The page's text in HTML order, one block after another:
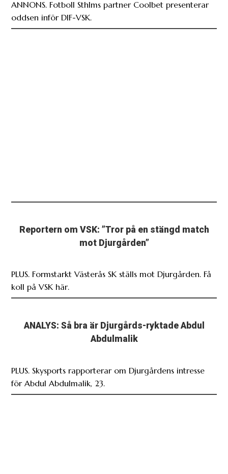
ANNONS. Fotboll Sthlms partner Coolbet presenterar
oddsen inför DIF-VSK.
Reportern om VSK: ”Tror på en stängd match
mot Djurgården”
PLUS. Formstarkt Västerås SK ställs mot Djurgården. Få
koll på VSK här.
ANALYS: Så bra är Djurgårds-ryktade Abdul
Abdulmalik
PLUS. Skysports rapporterar om Djurgårdens intresse
för Abdul Abdulmalik, 23.